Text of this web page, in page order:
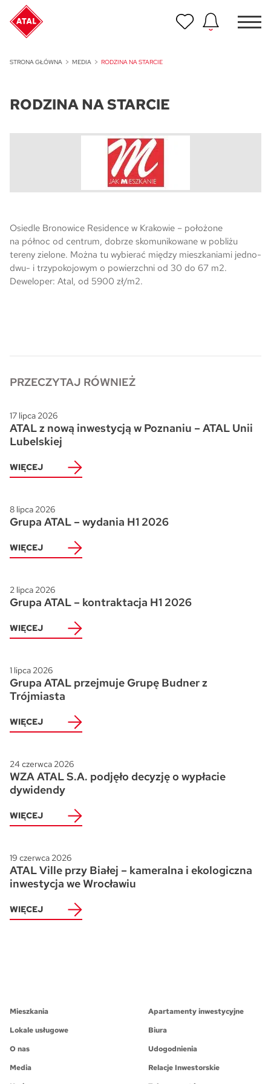
STRONA GŁÓWNA MEDIA RODZINA NA STARCIE
RODZINA NA STARCIE
Osiedle Bronowice Residence w Krakowie – położone
na północ od centrum, dobrze skomunikowane w pobliżu
tereny zielone. Można tu wybierać między mieszkaniami jedno-
dwu- i trzypokojowym o powierzchni od 30 do 67 m2.
Deweloper: Atal, od 5900 zł/m2.
PRZECZYTAJ RÓWNIEŻ
17 lipca 2026
ATAL z nową inwestycją w Poznaniu – ATAL Unii
Lubelskiej
WIĘCEJ
8 lipca 2026
Grupa ATAL – wydania H1 2026
WIĘCEJ
2 lipca 2026
Grupa ATAL – kontraktacja H1 2026
WIĘCEJ
1 lipca 2026
Grupa ATAL przejmuje Grupę Budner z
Trójmiasta
WIĘCEJ
24 czerwca 2026
WZA ATAL S.A. podjęło decyzję o wypłacie
dywidendy
WIĘCEJ
19 czerwca 2026
ATAL Ville przy Białej – kameralna i ekologiczna
inwestycja we Wrocławiu
WIĘCEJ
Mieszkania
Apartamenty inwestycyjne
Lokale usługowe
Biura
O nas
Udogodnienia
Media
Relacje Inwestorskie
ATAL Unii Lubelskiej w Poznaniu
Nowość
ATAL Ville przy Białej
Program Poleceń ATAL
Polecaj i zyskaj nawet 5 000 zł
NOWOŚĆ
ATAL Ruczaj w Krakowie